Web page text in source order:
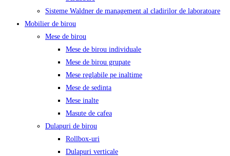
Sisteme Waldner de management al cladirilor de laboratoare
Mobilier de birou
Mese de birou
Mese de birou individuale
Mese de birou grupate
Mese reglabile pe inaltime
Mese de sedinta
Mese inalte
Masute de cafea
Dulapuri de birou
Rollbox-uri
Dulapuri verticale